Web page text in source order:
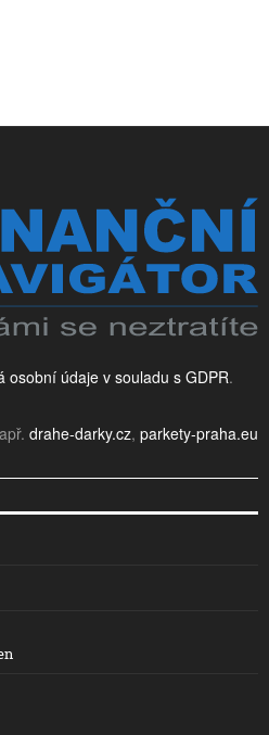
osobní údaje v souladu s GDPR.
drahe-darky.cz, parkety-praha.eu